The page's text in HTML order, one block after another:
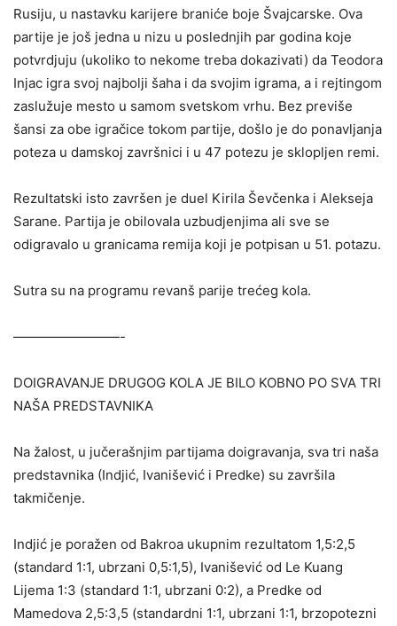
Rusiju, u nastavku karijere braniće boje Švajcarske. Ova
partije je još jedna u nizu u poslednjih par godina koje
potvrdjuju (ukoliko to nekome treba dokazivati) da Teodora
Injac igra svoj najbolji šaha i da svojim igrama, a i rejtingom
zaslužuje mesto u samom svetskom vrhu. Bez previše
šansi za obe igračice tokom partije, došlo je do ponavljanja
poteza u damskoj završnici i u 47 potezu je sklopljen remi.
Rezultatski isto završen je duel Kirila Ševčenka i Alekseja
Sarane. Partija je obilovala uzbudjenjima ali sve se
odigravalo u granicama remija koji je potpisan u 51. potazu.
Sutra su na programu revanš parije trećeg kola.
————————-
DOIGRAVANJE DRUGOG KOLA JE BILO KOBNO PO SVA TRI
NAŠA PREDSTAVNIKA
Na žalost, u jučerašnjim partijama doigravanja, sva tri naša
predstavnika (Indjić, Ivanišević i Predke) su završila
takmičenje.
Indjić je poražen od Bakroa ukupnim rezultatom 1,5:2,5
(standard 1:1, ubrzani 0,5:1,5), Ivanišević od Le Kuang
Lijema 1:3 (standard 1:1, ubrzani 0:2), a Predke od
Mamedova 2,5:3,5 (standardni 1:1, ubrzani 1:1, brzopotezni